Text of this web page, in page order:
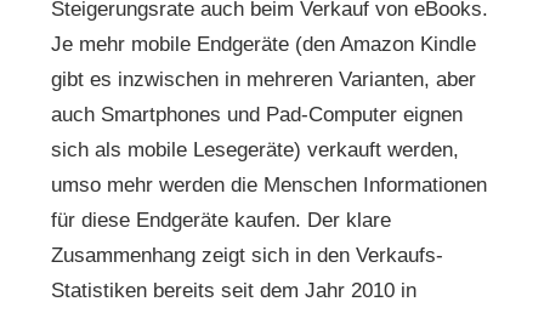
Steigerungsrate auch beim Verkauf von eBooks.
Je mehr mobile Endgeräte (den Amazon Kindle
gibt es inzwischen in mehreren Varianten, aber
auch Smartphones und Pad-Computer eignen
sich als mobile Lesegeräte) verkauft werden,
umso mehr werden die Menschen Informationen
für diese Endgeräte kaufen. Der klare
Zusammenhang zeigt sich in den Verkaufs-
Statistiken bereits seit dem Jahr 2010 in